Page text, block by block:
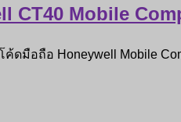
CT40 Mobile
ค้ดมือถือ Honeywell Mobile